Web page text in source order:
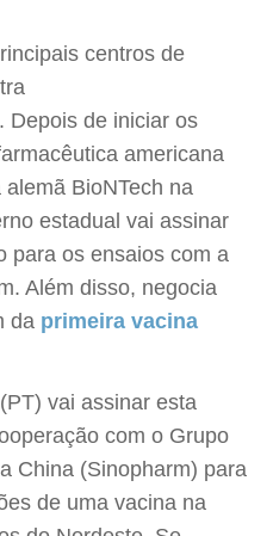
centros de
. Depois de iniciar os
americana
BioNTech na
estadual vai assinar
para os ensaios com a
Além disso, negocia
da primeira vacina
vai assinar esta
com o Grupo
China (Sinopharm) para
de uma vacina na